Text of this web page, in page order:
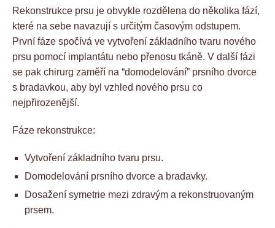
Rekonstrukce prsu je obvykle rozdělena do několika fází,
které na sebe navazují s určitým časovým odstupem.
První fáze spočívá ve vytvoření základního tvaru nového
prsu pomocí implantátu nebo přenosu tkáně. V další fázi
se pak chirurg zaměří na “domodelování” prsního dvorce
s bradavkou, aby byl vzhled nového prsu co
nejpřirozenější.
Fáze rekonstrukce:
Vytvoření základního tvaru prsu.
Domodelování prsního dvorce a bradavky.
Dosažení symetrie mezi zdravým a rekonstruovaným
prsem.